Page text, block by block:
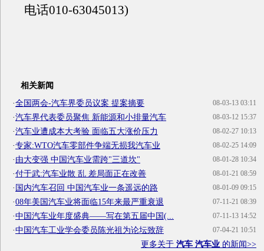
电话010-63045013)
相关新闻
08-03-13 03:11
·全国两会-汽车界委员议案 提案摘要
08-03-12 15:37
·汽车界代表委员聚焦 新能源和小排量汽车
08-02-27 10:13
·汽车业遭成本大考验 面临五大涨价压力
08-02-25 14:09
·专家:WTO汽车零部件争端无损我汽车业
08-01-28 10:34
·由大变强 中国汽车业需跨"三道坎"
08-01-21 08:59
·付于武:汽车业散 乱 差局面正在改善
08-01-09 09:15
·国内汽车召回 中国汽车业一条遥远的路
07-11-21 08:39
·08年美国汽车业将面临15年来最严重衰退
07-11-13 14:52
·中国汽车业年度盛典——写在第五届中国(...
07-04-21 10:51
·中国汽车工业学会委员陈光祖为论坛致辞
更多关于 汽车 汽车业 的新闻>>